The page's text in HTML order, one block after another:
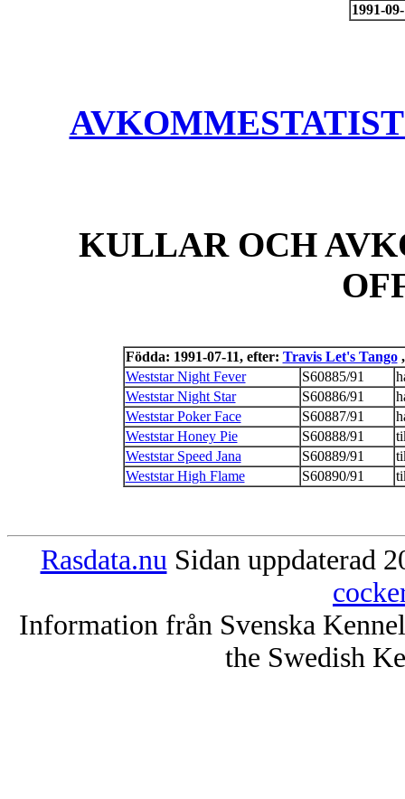
1991-
KULLAR OCH
Födda: 1991-07-11, efter: Travis Let's Tango,
Weststar Night Fever
S60885/91
Weststar Night Star
S60886/91
Weststar Poker Face
S60887/91
Weststar Honey Pie
S60888/91
Weststar Speed Jana
S60889/91
Weststar High Flame
S60890/91
Rasdata.nu Sidan uppdaterad
Information från Svenska
the Swedish